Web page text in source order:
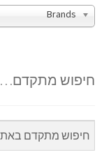
Brands
חיפוש מתקדם…